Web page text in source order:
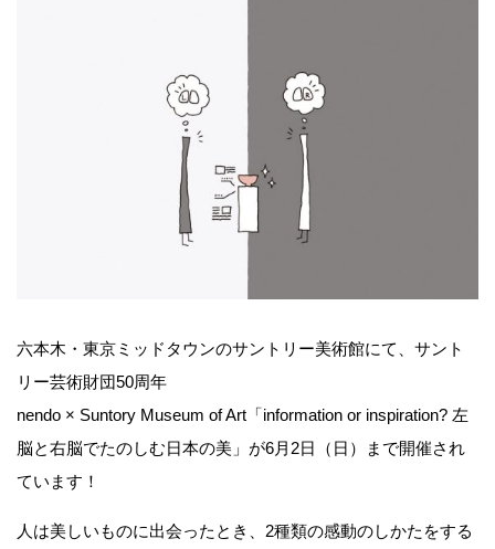
六本木・東京ミッドタウンのサントリー美術館にて、サント
リー芸術財団50周年
nendo × Suntory Museum of Art「information or inspiration? 左
脳と右脳でたのしむ日本の美」が6月2日（日）まで開催され
ています！
人は美しいものに出会ったとき、2種類の感動のしかたをする